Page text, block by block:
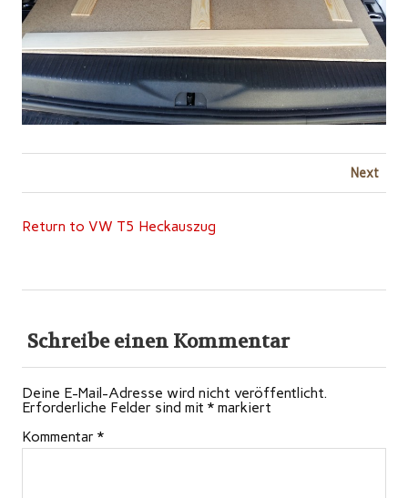
Next
Return to VW T5 Heckauszug
Schreibe einen Kommentar
Deine E-Mail-Adresse wird nicht veröffentlicht.
Erforderliche Felder sind mit * markiert
Kommentar *